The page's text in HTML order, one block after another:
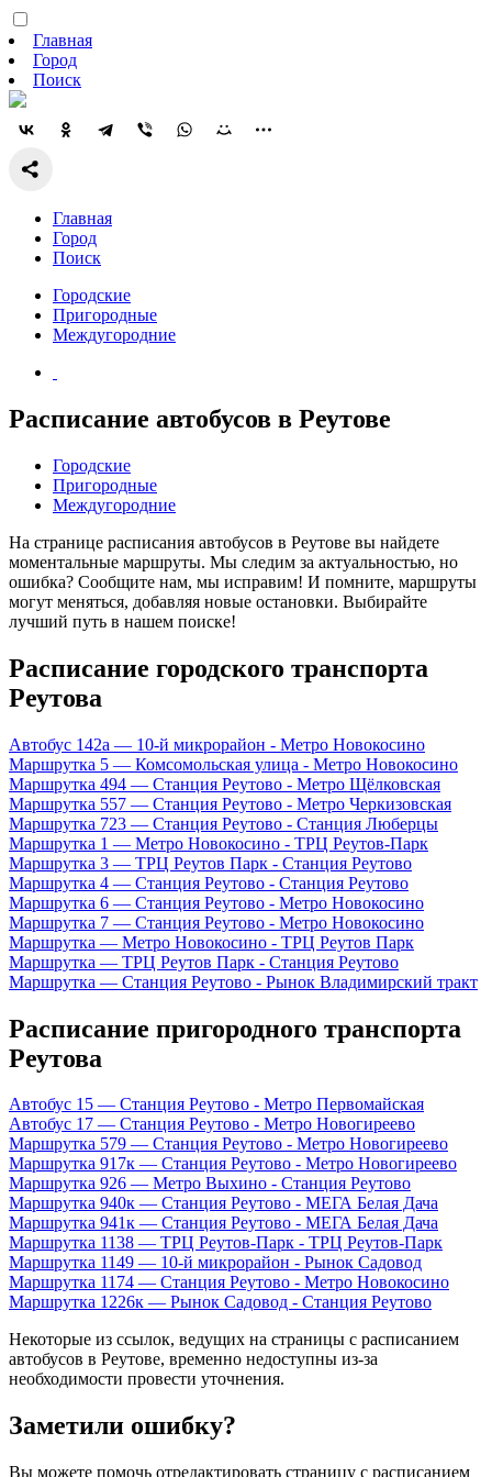
Главная
Город
Поиск
Главная
Город
Поиск
Городские
Пригородные
Междугородние
Расписание автобусов в Реутове
Городские
Пригородные
Междугородние
На странице расписания автобусов в Реутове вы найдете
моментальные маршруты. Мы следим за актуальностью, но
ошибка? Сообщите нам, мы исправим! И помните, маршруты
могут меняться, добавляя новые остановки. Выбирайте
лучший путь в нашем поиске!
Расписание городского транспорта
Реутова
Автобус 142а — 10-й микрорайон - Метро Новокосино
Маршрутка 5 — Комсомольская улица - Метро Новокосино
Маршрутка 494 — Станция Реутово - Метро Щёлковская
Маршрутка 557 — Станция Реутово - Метро Черкизовская
Маршрутка 723 — Станция Реутово - Станция Люберцы
Маршрутка 1 — Метро Новокосино - ТРЦ Реутов-Парк
Маршрутка 3 — ТРЦ Реутов Парк - Станция Реутово
Маршрутка 4 — Станция Реутово - Станция Реутово
Маршрутка 6 — Станция Реутово - Метро Новокосино
Маршрутка 7 — Станция Реутово - Метро Новокосино
Маршрутка — Метро Новокосино - ТРЦ Реутов Парк
Маршрутка — ТРЦ Реутов Парк - Станция Реутово
Маршрутка — Станция Реутово - Рынок Владимирский тракт
Расписание пригородного транспорта
Реутова
Автобус 15 — Станция Реутово - Метро Первомайская
Автобус 17 — Станция Реутово - Метро Новогиреево
Маршрутка 579 — Станция Реутово - Метро Новогиреево
Маршрутка 917к — Станция Реутово - Метро Новогиреево
Маршрутка 926 — Метро Выхино - Станция Реутово
Маршрутка 940к — Станция Реутово - МЕГА Белая Дача
Маршрутка 941к — Станция Реутово - МЕГА Белая Дача
Маршрутка 1138 — ТРЦ Реутов-Парк - ТРЦ Реутов-Парк
Маршрутка 1149 — 10-й микрорайон - Рынок Садовод
Маршрутка 1174 — Станция Реутово - Метро Новокосино
Маршрутка 1226к — Рынок Садовод - Станция Реутово
Некоторые из ссылок, ведущих на страницы с расписанием
автобусов в Реутове, временно недоступны из-за
необходимости провести уточнения.
Заметили ошибку?
Вы можете помочь отредактировать страницу с расписанием